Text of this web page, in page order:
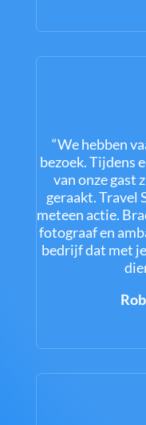
“We hebben
bezoek. Tijdens
van onze gast
geraakt. Travel
meteen actie.
fotograaf en
bedrijf dat met